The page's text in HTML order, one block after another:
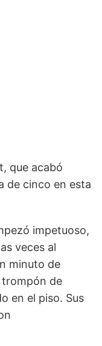
que acabó
de cinco en esta
impetuoso,
veces al
minuto de
trompón de
en el piso. Sus